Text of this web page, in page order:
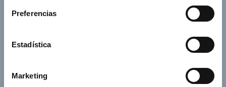
Preferencias
Estadística
Marketing
investors
Corporate Governance
Shareholders’ Meeting